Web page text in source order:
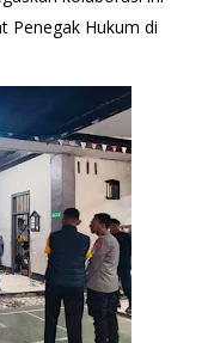
Penegak Hukum di